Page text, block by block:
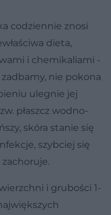
codziennie znosi
dieta,
i chemikaliami -
nie pokona
ulegnie jej
płaszcz wodno-
skóra stanie się
szybciej się
i grubości 1-